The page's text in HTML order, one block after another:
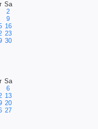
Sa
2
9
16
23
30
Sa
6
13
20
27